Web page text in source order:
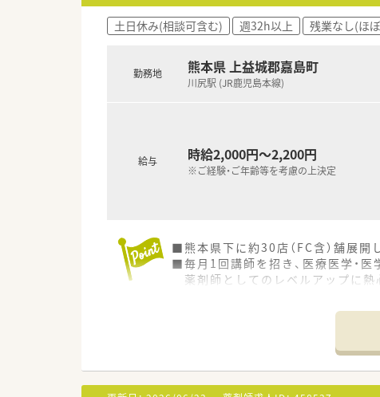
【求人情報について】
■勤務薬剤師の募集で、調剤や監査
■Wワークも可能で、ご自身のライ
土日休み(相談可含む) 週32h以上 残業なし(ほ
勤務地 熊本県 上益城郡嘉島町
川尻駅 (JR鹿児島本線)
給与 時給2,000円～2,200円
※ご経験・ご年齢等を考慮の上決定
■熊本県下に約30店（FC含）舗展開
■毎月1回講師を招き、医療医学・医
薬剤師としてのレベルアップに熱
協力しながら事業拡大を図ってい
■子育て中の方も働き方、店舗を考
■管理薬剤師は30代の男性です。